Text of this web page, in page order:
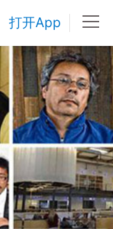
打开App